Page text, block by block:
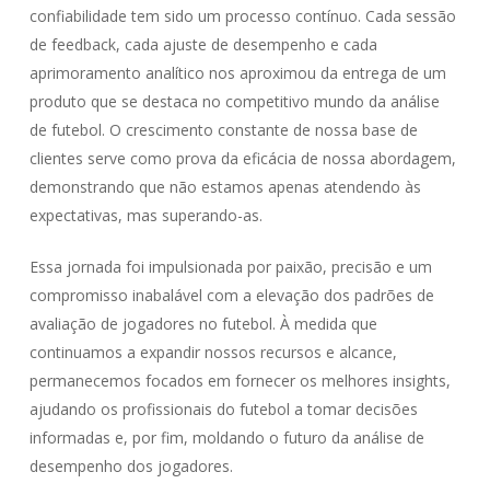
confiabilidade tem sido um processo contínuo. Cada sessão
de feedback, cada ajuste de desempenho e cada
aprimoramento analítico nos aproximou da entrega de um
produto que se destaca no competitivo mundo da análise
de futebol. O crescimento constante de nossa base de
clientes serve como prova da eficácia de nossa abordagem,
demonstrando que não estamos apenas atendendo às
expectativas, mas superando-as.
Essa jornada foi impulsionada por paixão, precisão e um
compromisso inabalável com a elevação dos padrões de
avaliação de jogadores no futebol. À medida que
continuamos a expandir nossos recursos e alcance,
permanecemos focados em fornecer os melhores insights,
ajudando os profissionais do futebol a tomar decisões
informadas e, por fim, moldando o futuro da análise de
desempenho dos jogadores.